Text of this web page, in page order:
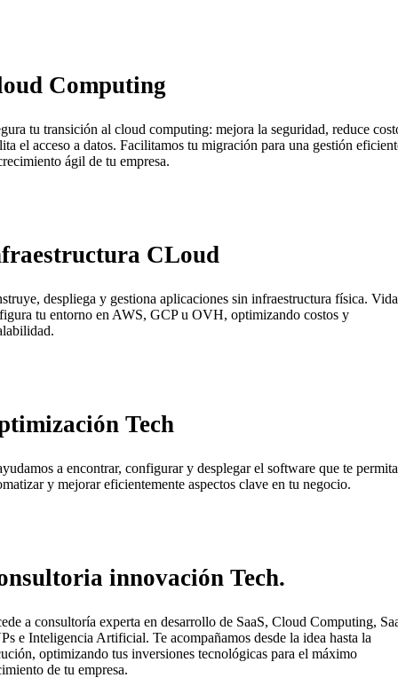
Computing
tu transición al cloud computing: mejora la seguridad, reduce
el acceso a datos. Facilitamos tu migración para una gestión
ágil de tu empresa.
CLoud
despliega y gestiona aplicaciones sin infraestructura física.
tu entorno en AWS, GCP u OVH, optimizando costos y
Tech
a encontrar, configurar y desplegar el software que te permita
y mejorar eficientemente aspectos clave en tu negocio.
innovación Tech.
a consultoría experta en desarrollo de SaaS, Cloud Computing,
e Inteligencia Artificial. Te acompañamos desde la idea hasta la
optimizando tus inversiones tecnológicas para el máximo
de tu empresa.